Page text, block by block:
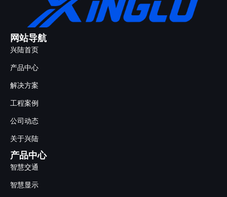
网站导航
兴陆首页
产品中心
解决方案
工程案例
公司动态
关于兴陆
产品中心
智慧交通
智慧显示